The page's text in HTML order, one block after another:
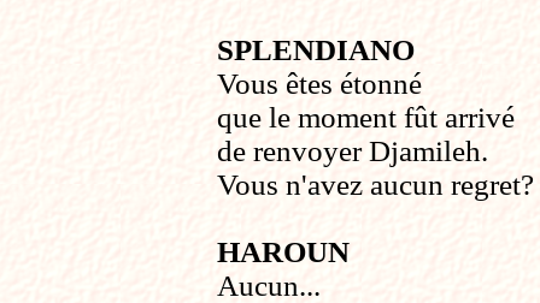
SPLENDIANO
Vous êtes étonné
que le moment fût arrivé
de renvoyer Djamileh.
Vous n'avez aucun regret?
HAROUN
Aucun...